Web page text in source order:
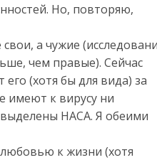
Но, повторяю,
а чужие
чем правые). Сейчас
(хотя бы для вида) за
имеют к вирусу ни
НАСА. Я обеими
к жизни (хотя